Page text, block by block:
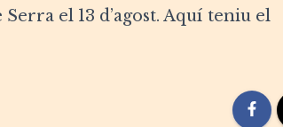
el 13 d’agost. Aquí teniu el